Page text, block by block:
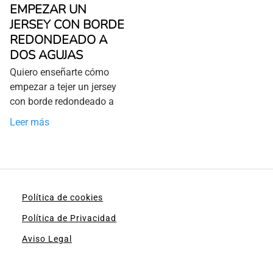
EMPEZAR UN
JERSEY CON BORDE
REDONDEADO A
DOS AGUJAS
Quiero enseñarte cómo
empezar a tejer un jersey
con borde redondeado a
Leer más
Política de cookies
Política de Privacidad
Aviso Legal